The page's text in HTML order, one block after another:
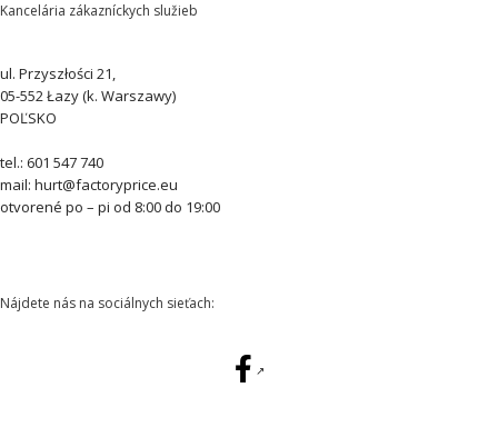
Kancelária zákazníckych služieb
ul. Przyszłości 21,
05-552 Łazy (k. Warszawy)
POĽSKO
tel.: 601 547 740
mail: hurt@factoryprice.eu
otvorené po – pi od 8:00 do 19:00
Nájdete nás na sociálnych sieťach: